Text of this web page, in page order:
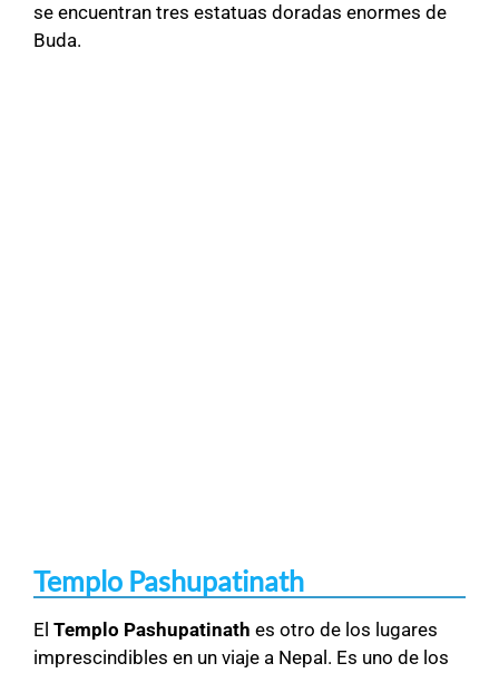
se encuentran tres estatuas doradas enormes de
Buda.
Templo Pashupatinath
El Templo Pashupatinath es otro de los lugares
imprescindibles en un viaje a Nepal. Es uno de los